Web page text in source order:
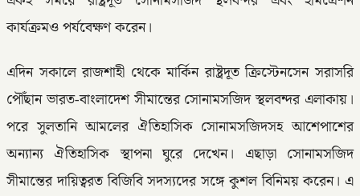
কার্যক্রমও পর্যবেক্ষণ করেন।
এদিন সকালে রাজশাহী থেকে মার্কিন রাষ্ট্রদূত ক্রিস্টেনসেন সরাসরি
পৌঁছান ভারত-বাংলাদেশ সীমান্তের সোনামসজিদ স্থলবন্দর এলাকায়।
পরে সুলতানি আমলের ঐতিহাসিক সোনামসজিদসহ আশেপাশের
অন্যান্য ঐতিহাসিক স্থাপনা ঘুরে দেখেন। এছাড়া সোনামসজিদ
সীমান্তের দায়িত্বরত বিজিবি সদস্যদের সঙ্গে কুশল বিনিময় করেন। এ